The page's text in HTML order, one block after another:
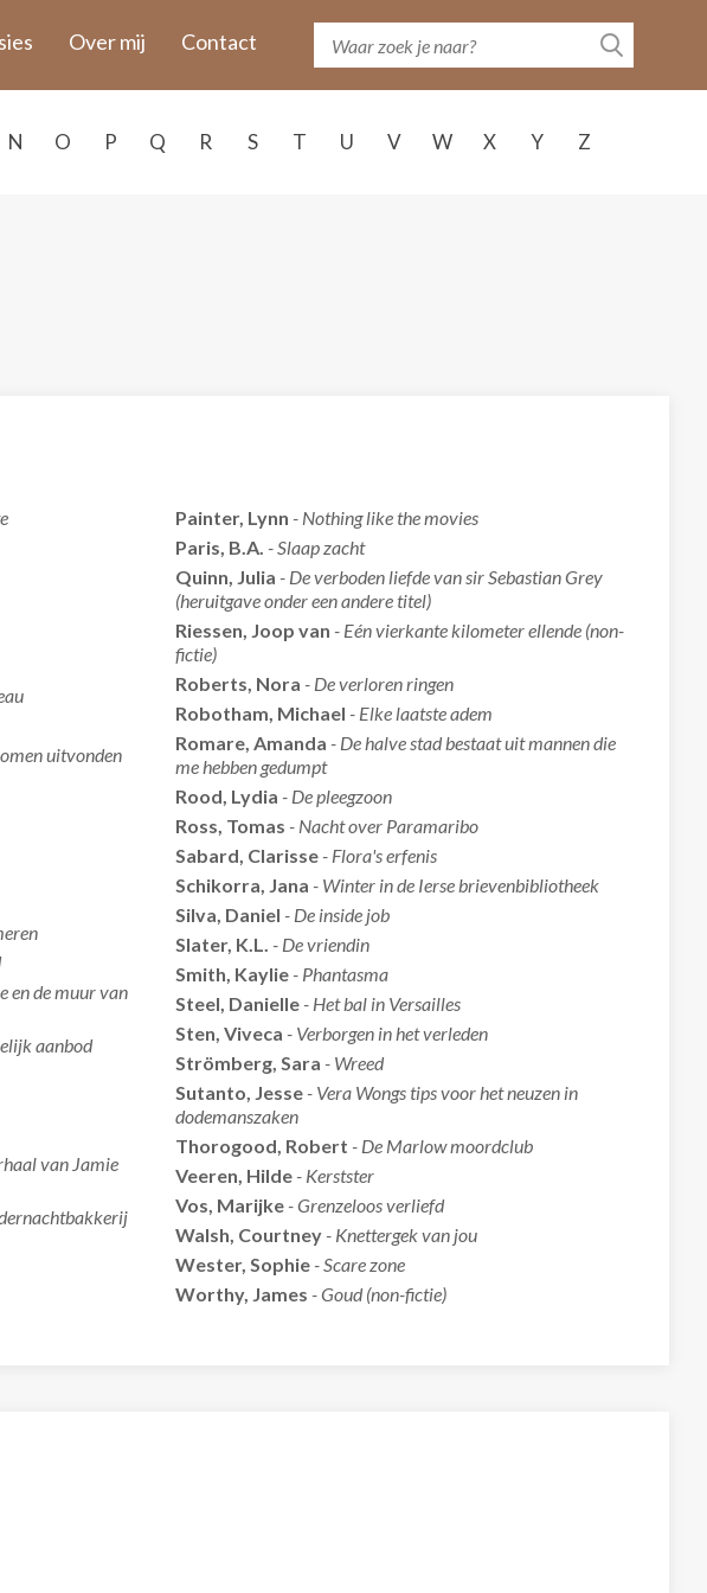
Over mij Contact
N O P Q R S T U V W X Y Z
uitvonden
en de muur van
aanbod
van Jamie
Painter, Lynn - Nothing like the movies
Paris, B.A. - Slaap zacht
Quinn, Julia - De verboden liefde van sir Sebastian Grey
(heruitgave onder een andere titel)
Riessen, Joop van - Eén vierkante kilometer ellende (non-
fictie)
Roberts, Nora - De verloren ringen
Robotham, Michael - Elke laatste adem
Romare, Amanda - De halve stad bestaat uit mannen die
me hebben gedumpt
Rood, Lydia - De pleegzoon
Ross, Tomas - Nacht over Paramaribo
Sabard, Clarisse - Flora's erfenis
Schikorra, Jana - Winter in de Ierse brievenbibliotheek
Silva, Daniel - De inside job
Slater, K.L. - De vriendin
Smith, Kaylie - Phantasma
Steel, Danielle - Het bal in Versailles
Sten, Viveca - Verborgen in het verleden
Strömberg, Sara - Wreed
Sutanto, Jesse - Vera Wongs tips voor het neuzen in
dodemanszaken
Thorogood, Robert - De Marlow moordclub
Veeren, Hilde - Kerstster
Vos, Marijke - Grenzeloos verliefd
Walsh, Courtney - Knettergek van jou
Wester, Sophie - Scare zone
Worthy, James - Goud (non-fictie)